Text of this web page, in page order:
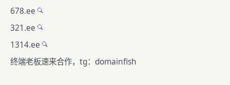
678.ee
321.ee
1314.ee
终端老板速来合作，tg：domainfish